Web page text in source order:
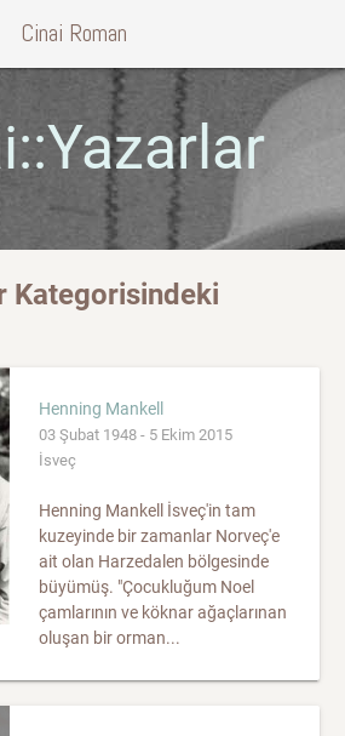
Cinai Roman
Kategorisindeki
Henning Mankell
03 Şubat 1948 - 5 Ekim 2015
İsveç
Henning Mankell İsveç'in tam
kuzeyinde bir zamanlar Norveç'e
ait olan Harzedalen bölgesinde
büyümüş. "Çocukluğum Noel
çamlarının ve köknar ağaçlarınan
oluşan bir orman...